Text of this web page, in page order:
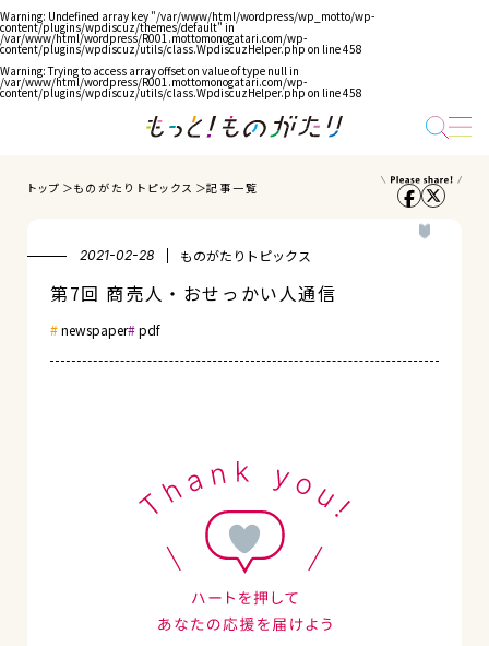
Warning: Undefined array key "/var/www/html/wordpress/wp_motto/wp-
content/plugins/wpdiscuz/themes/default" in
/var/www/html/wordpress/R001.mottomonogatari.com/wp-
content/plugins/wpdiscuz/utils/class.WpdiscuzHelper.php on line458
Warning: Trying to access array offset on value of type null in
/var/www/html/wordpress/R001.mottomonogatari.com/wp-
content/plugins/wpdiscuz/utils/class.WpdiscuzHelper.php on line458
トップ ものがたりトピックス 記事一覧
2021-02-28 ものがたりトピックス
第7回 商売人・おせっかい人通信
newspaper pdf